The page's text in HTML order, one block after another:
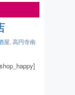
屋, 高円寺南